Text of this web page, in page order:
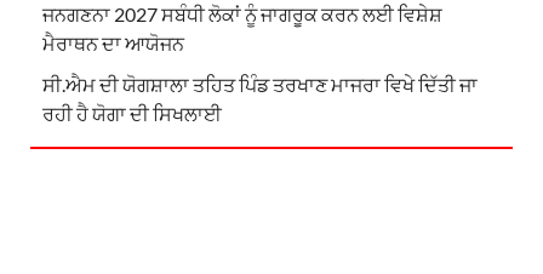
ਜਨਗਣਨਾ 2027 ਸਬੰਧੀ ਲੋਕਾਂ ਨੂੰ ਜਾਗਰੂਕ ਕਰਨ ਲਈ ਵਿਸ਼ੇਸ਼
ਮੈਰਾਥਨ ਦਾ ਆਯੋਜਨ
ਸੀ.ਐਮ ਦੀ ਯੋਗਸ਼ਾਲਾ ਤਹਿਤ ਪਿੰਡ ਤਰਖਾਣ ਮਾਜਰਾ ਵਿਖੇ ਦਿੱਤੀ ਜਾ
ਰਹੀ ਹੈ ਯੋਗਾ ਦੀ ਸਿਖਲਾਈ